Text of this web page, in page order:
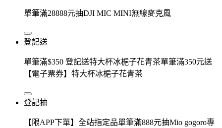
單筆滿28888元抽DJI MIC MINI無線麥克風
登記送
單筆滿$350 登記送特大杯冰梔子花青茶單筆滿350元送
【電子票券】特大杯冰梔子花青茶
登記抽
【限APP下單】全站指定品單筆滿888元抽Mio gogoro專